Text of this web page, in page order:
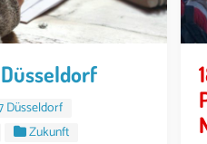
Düsseldorf
Zukunft